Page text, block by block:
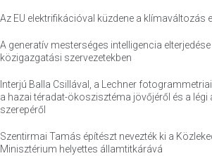
Az EU elektrifikációval küzdene a klímaváltozás
A generatív mesterséges intelligencia
közigazgatási szervezetekben
Interjú Balla Csillával, a Lechner
a hazai téradat-ökoszisztéma jövőjéről és a légi
szerepéről
Szentirmai Tamás építészt nevezték ki a
Minisztérium helyettes államtitkárává